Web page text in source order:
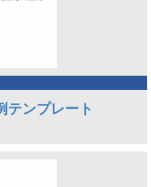
テンプレート